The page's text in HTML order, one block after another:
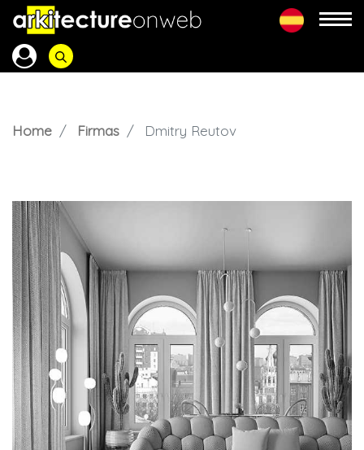
Home Firmas Dmitry Reutov